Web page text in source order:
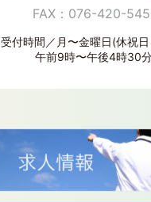
FAX：076-420-
受付時間／月〜金曜日(休祝
午前9時〜午後4時30